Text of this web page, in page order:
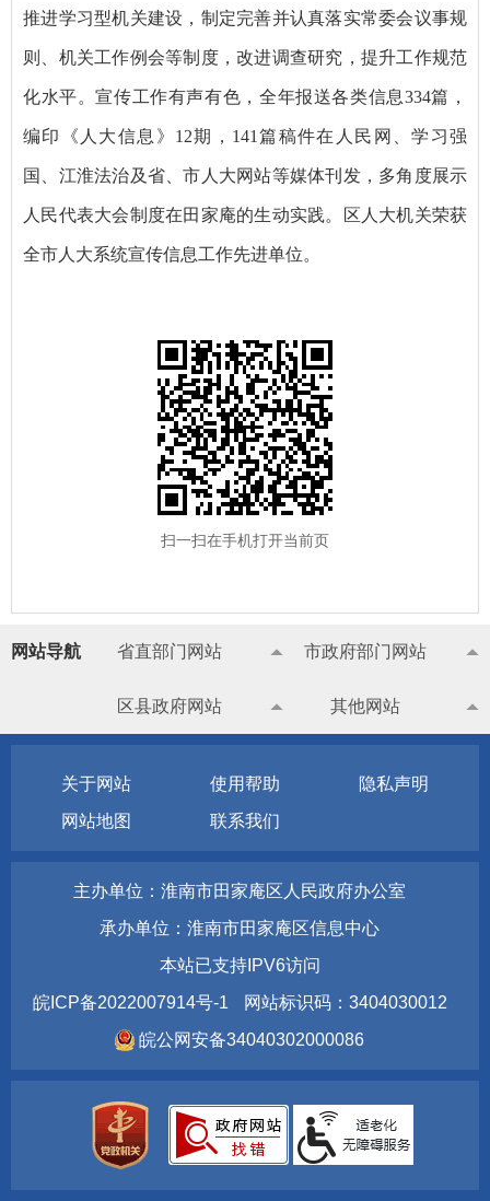
推进学习型机关建设，制定完善并认真落实常委会议事规
则、机关工作例会等制度，改进调查研究，提升工作规范
化水平。宣传工作有声有色，全年报送各类信息334篇，
编印《人大信息》12期，141篇稿件在人民网、学习强
国、江淮法治及省、市人大网站等媒体刊发，多角度展示
人民代表大会制度在田家庵的生动实践。区人大机关荣获
全市人大系统宣传信息工作先进单位。
扫一扫在手机打开当前页
网站导航 省直部门网站 市政府部门网站
区县政府网站 其他网站
关于网站 使用帮助
隐私声明
网站地图
联系我们
主办单位：淮南市田家庵区人民政府办公室
承办单位：淮南市田家庵区信息中心
本站已支持IPV6访问
皖ICP备2022007914号-1
网站标识码：3404030012
皖公网安备34040302000086